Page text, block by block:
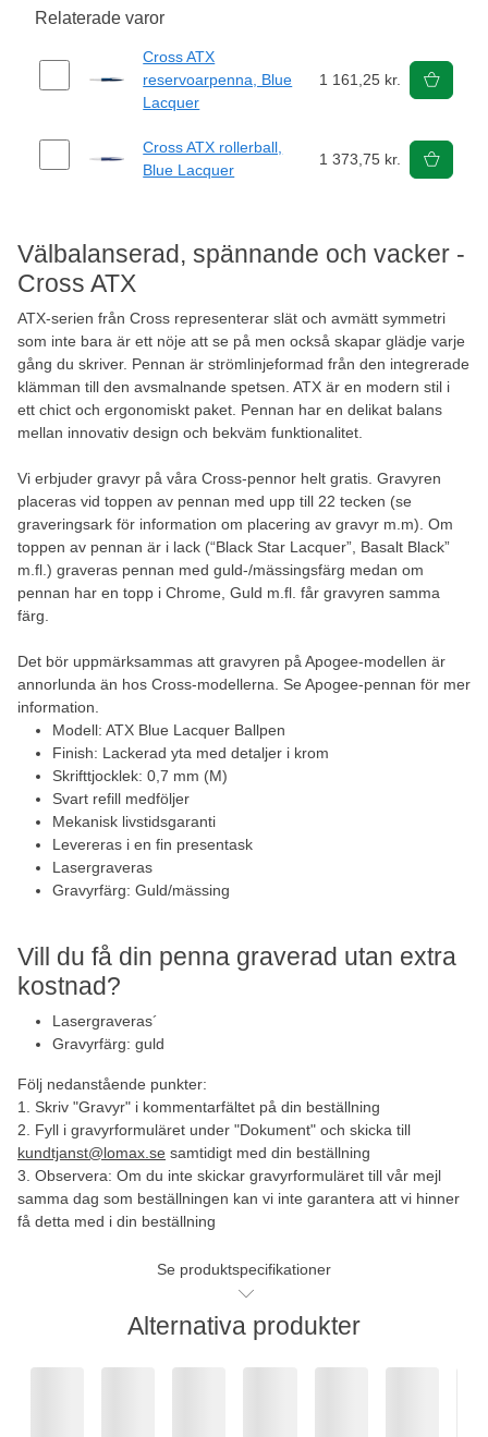
Välbalanserad, spännande och vacker -
Cross ATX
ATX-serien från Cross representerar slät och avmätt symmetri
som inte bara är ett nöje att se på men också skapar glädje varje
gång du skriver. Pennan är strömlinjeformad från den integrerade
klämman till den avsmalnande spetsen. ATX är en modern stil i
ett chict och ergonomiskt paket. Pennan har en delikat balans
mellan innovativ design och bekväm funktionalitet.
Vi erbjuder gravyr på våra Cross-pennor helt gratis. Gravyren
placeras vid toppen av pennan med upp till 22 tecken (se
graveringsark för information om placering av gravyr m.m). Om
toppen av pennan är i lack (“Black Star Lacquer”, Basalt Black”
m.fl.) graveras pennan med guld-/mässingsfärg medan om
pennan har en topp i Chrome, Guld m.fl. får gravyren samma
färg.
Det bör uppmärksammas att gravyren på Apogee-modellen är
annorlunda än hos Cross-modellerna. Se Apogee-pennan för mer
information.
Modell: ATX Blue Lacquer Ballpen
Finish: Lackerad yta med detaljer i krom
Skrifttjocklek: 0,7 mm (M)
Svart refill medföljer
Mekanisk livstidsgaranti
Levereras i en fin presentask
Lasergraveras
Gravyrfärg: Guld/mässing
Vill du få din penna graverad utan extra
kostnad?
Lasergraveras´
Gravyrfärg: guld
Följ nedanstående punkter:
1. Skriv "Gravyr" i kommentarfältet på din beställning
2. Fyll i gravyrformuläret under "Dokument" och skicka till
kundtjanst@lomax.se samtidigt med din beställning
3. Observera: Om du inte skickar gravyrformuläret till vår mejl
samma dag som beställningen kan vi inte garantera att vi hinner
få detta med i din beställning
Se produktspecifikationer
Relaterade varor
Cross ATX
reservoarpenna, Blue
Lacquer
1 161,25 kr.
Cross ATX rollerball,
Blue Lacquer
1 373,75 kr.
Alternativa produkter